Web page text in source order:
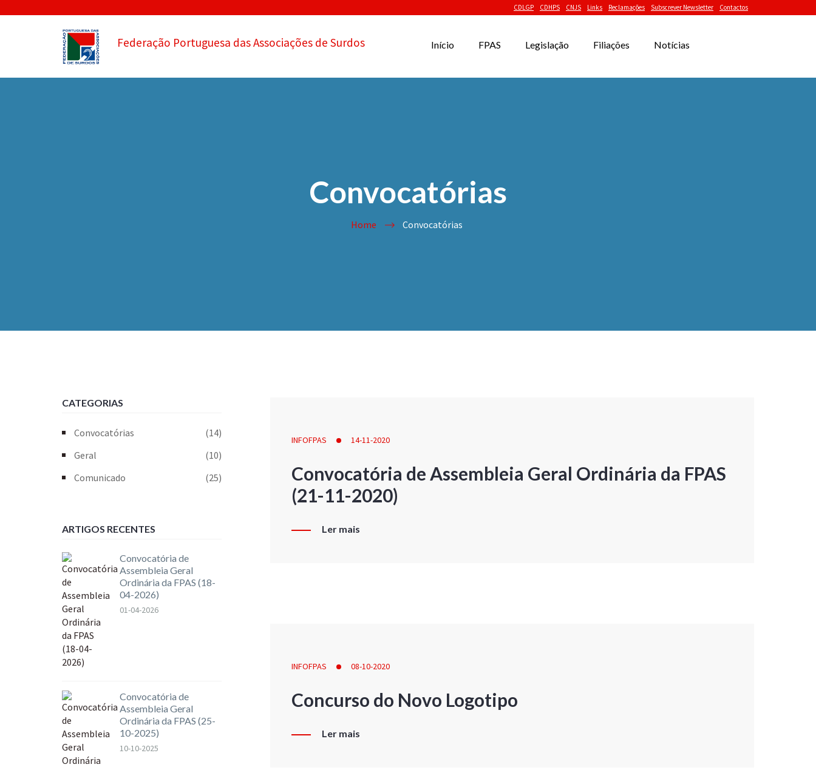
CDLGP CDHPS CNJS Links Reclamações Subscrever Newsletter Contactos
Federação Portuguesa das Associações de Surdos Início FPAS Legislação Filiações Notícias
Convocatórias
Home Convocatórias
INFOFPAS 14-11-2020
Convocatória de Assembleia Geral Ordinária da FPAS
(21-11-2020)
Ler mais
INFOFPAS 08-10-2020
Concurso do Novo Logotipo
Ler mais
CATEGORIAS
Convocatórias
(14)
Geral
(10)
Comunicado
(25)
ARTIGOS RECENTES
Convocatória de
Assembleia Geral
Ordinária da FPAS (18-
04-2026)
01-04-2026
Convocatória de
Assembleia Geral
Ordinária da FPAS (25-
10-2025)
10-10-2025